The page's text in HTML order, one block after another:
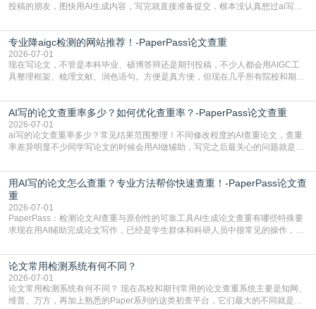
投稿的朋友，图快用AI生成内容，写完就直接准备提交，根本没认真想过ai写论
自带不可忽视的查重风险。AI训练依赖海量公开的文本数据，生成内容本质是基
于训练数据的概率拼接，不是从零开始的原创创作。生成过程中，很容易复用已
有的高频公共表述，甚至直接拼接已经公开
专业降aigc检测的网站推荐！-PaperPass论文查重
2026-07-01
现在写论文，不管是本科毕业、硕博答辩还是期刊投稿，不少人都会用AIGC工
具整理框架、梳理文献、润色语句。方便是真方便，但现在几乎所有院校和期刊
五遍还是过不了预检测的大有人在，这时候，找到靠谱的降AIGC检测率的网
站，就能少走好多弯路。PaperPass：守护学术原创性的智能伙伴AIGC生成内
容的学术合规痛点去年帮一个本科师弟改
AI写的论文查重率多少？如何优化查重率？-PaperPass论文查重
2026-07-01
ai写的论文查重率多少？常见结果范围整理！不同修改程度的AI查重论文，查重
率差异明显不少同学写论文的时候会用AI做辅助，写完之后最关心的问题就是ai
实际情况和大家想的不太一样。AI训练依赖海量公开学术文献、网络内容，生成
内容本质是按照语义概率拼接已有内容，很容易和已发布的作品撞重复，甚至会
直接引用整段已有内容，所以查重率偏高是
用AI写的论文怎么查重？专业方法帮你快速查重！-PaperPass论文查
重
2026-07-01
PaperPass：检测论文AI查重与原创性的可靠工具AI生成论文查重有哪些特殊要
求现在用AI辅助完成论文写作，已经是学生群体和科研人员中很常见的操作，不
但很多人忽略了，AI生成的内容天生带有重复风险——训练AI的数据集本身就包
含大量已公开的学术内容、网络原创内容，AI输出内容时很容易无意识拼接出重
复片
论文常用检测系统有何不同？
2026-07-01
论文常用检测系统有何不同？ 现在高校和期刊常用的论文查重系统主要是知网、
维普、万方，再加上熟悉的Paper系列的这类初查平台，它们最大的不同就是数